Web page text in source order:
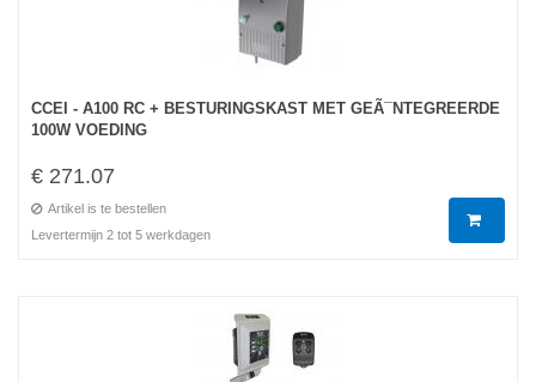
CCEI - A100 RC + BESTURINGSKAST MET GEÃ¯NTEGREERDE
100W VOEDING
€ 271.07
Artikel is te bestellen
Levertermijn 2 tot 5 werkdagen